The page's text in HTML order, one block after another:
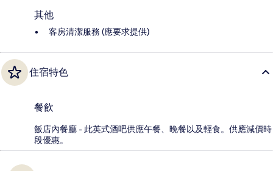
其他
客房清潔服務 (應要求提供)
住宿特色
餐飲
飯店內餐廳 - 此英式酒吧供應午餐、晚餐以及輕食。供應減價時
段優惠。